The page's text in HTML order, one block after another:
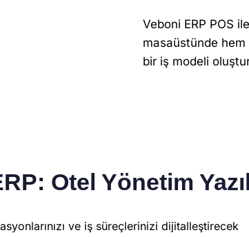
Veboni ERP POS
masaüstünde
bir iş modeli
Otel Yönetim
ve iş süreçlerinizi dijitalleştirecek